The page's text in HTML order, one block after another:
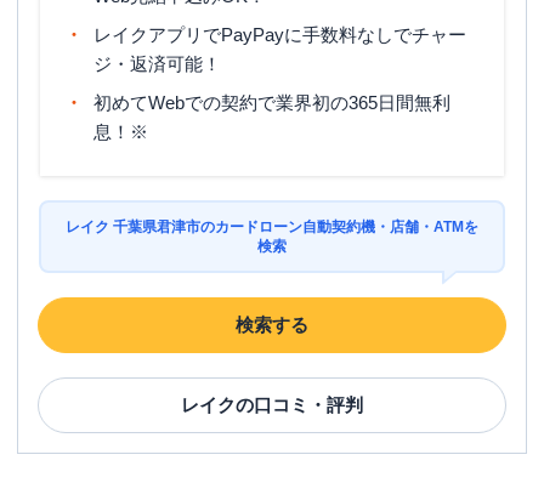
レイクアプリでPayPayに手数料なしでチャー
ジ・返済可能！
初めてWebでの契約で業界初の365日間無利
息！※
レイク 千葉県君津市のカードローン自動契約機・店舗・ATMを
検索
検索する
レイクの口コミ・評判